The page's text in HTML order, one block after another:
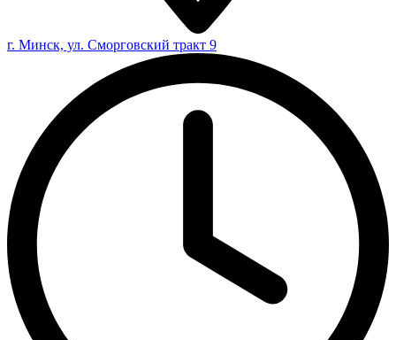
г. Минск, ул. Сморговский тракт 9